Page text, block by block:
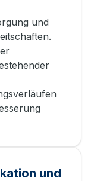
und
und